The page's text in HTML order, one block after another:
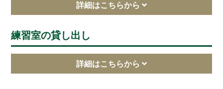
練習室の貸し出し